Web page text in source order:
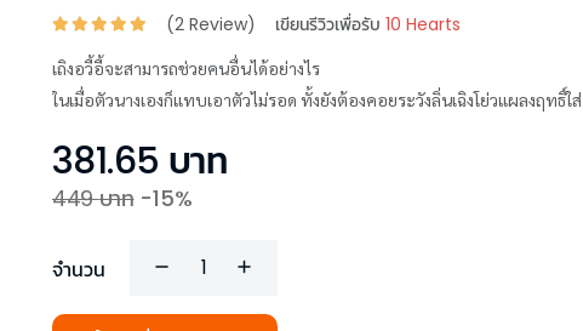
(2 Review) เขียนรีวิวเพื่อรับ 10 Hearts
เถิงอวี้อี้จะสามารถช่วยคนอื่นได้อย่างไร
ในเมื่อตัวนางเองก็แทบเอาตัวไม่รอด ทั้งยังต้องคอยระวังลิ่นเฉิงโย่วแผลงฤทธิ์ใส่
381.65 บาท
449บาท -15%
จำนวน